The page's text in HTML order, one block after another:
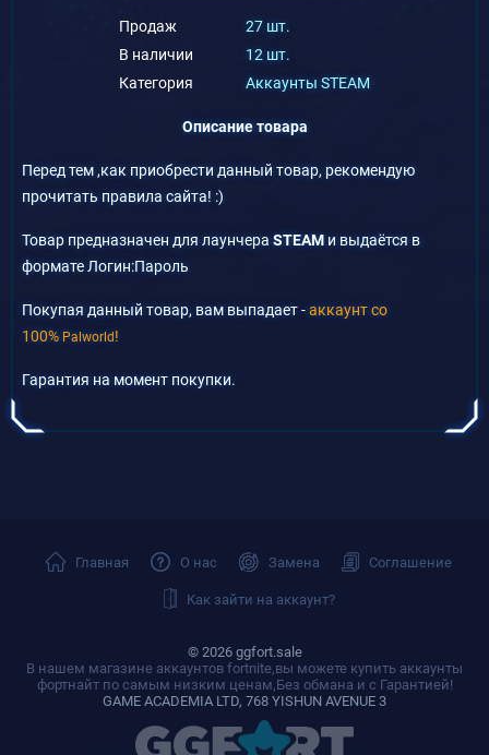
Продаж
27 шт.
В наличии
12 шт.
Категория
Аккаунты STEAM
Описание товара
Перед тем ,как приобрести данный товар, рекомендую
прочитать правила сайта! :)
Товар предназначен для лаунчера STEAMи выдаётся в
формате Логин:Пароль
Покупая данный товар, вам выпадает -аккаунт со
100% Palworld!
Гарантия на момент покупки.
© 2026 ggfort.sale
В нашем магазине аккаунтов fortnite,вы можете купить аккаунты
фортнайт по самым низким ценам,Без обмана и с Гарантией!
GAME ACADEMIA LTD, 768 YISHUN AVENUE 3
Главная О нас Замена
Соглашение
Как зайти на аккаунт?